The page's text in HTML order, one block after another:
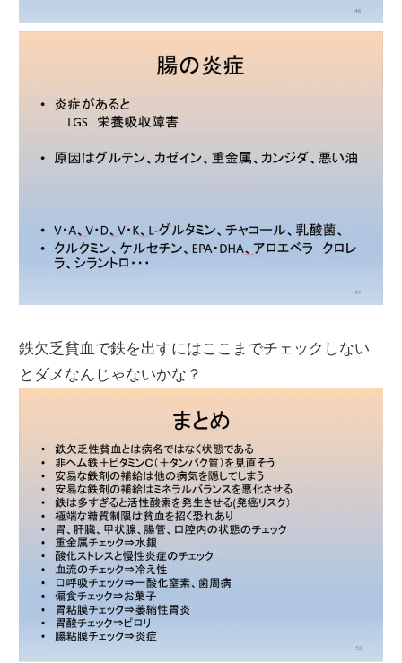
鉄欠乏貧血で鉄を出すにはここまでチェックしない
とダメなんじゃないかな？